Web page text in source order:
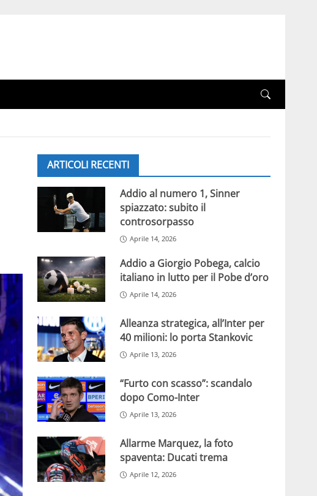
ARTICOLI RECENTI
Addio al numero 1, Sinner
spiazzato: subito il
controsorpasso
Aprile 14, 2026
Addio a Giorgio Pobega, calcio
italiano in lutto per il Pobe d’oro
Aprile 14, 2026
Alleanza strategica, all’Inter per
40 milioni: lo porta Stankovic
Aprile 13, 2026
“Furto con scasso”: scandalo
dopo Como-Inter
Aprile 13, 2026
Allarme Marquez, la foto
spaventa: Ducati trema
Aprile 12, 2026